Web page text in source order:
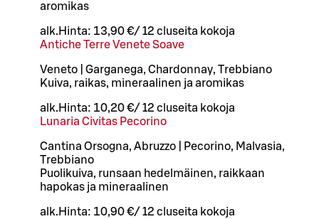
aromikas
alk. Hinta: 13,90 €/ 12 cl useita kokoja
Antiche Terre Venete Soave
Veneto | Garganega, Chardonnay, Trebbiano
Kuiva, raikas, mineraalinen ja aromikas
alk. Hinta: 10,20 €/ 12 cl useita kokoja
Lunaria Civitas Pecorino
Cantina Orsogna, Abruzzo | Pecorino, Malvasia,
Trebbiano
Puolikuiva, runsaan hedelmäinen, raikkaan
hapokas ja mineraalinen
alk. Hinta: 10,90 €/ 12 cl useita kokoja